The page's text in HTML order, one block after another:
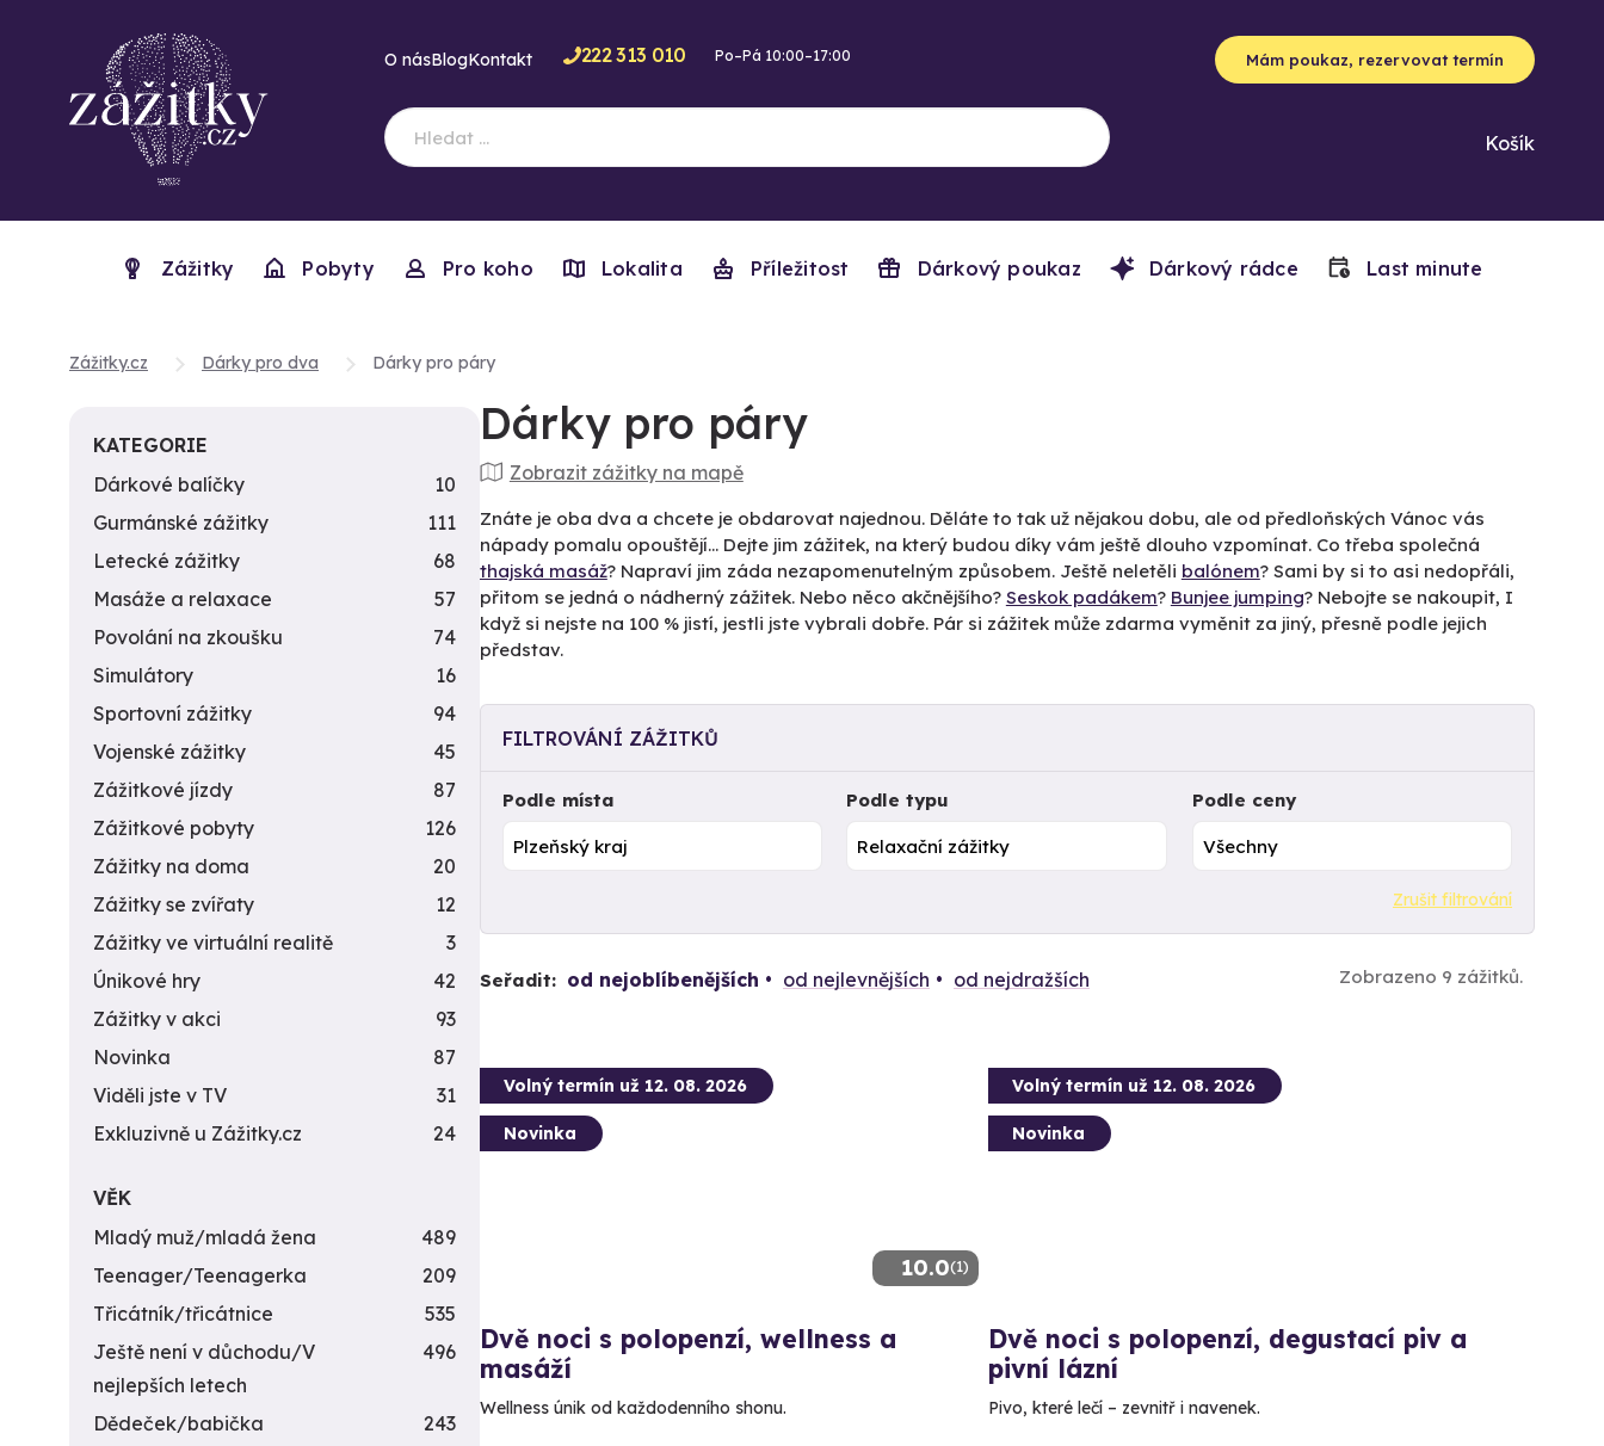
O násBlogKontakt 222 313 010 Po–Pá 10:00–17:00 Mám poukaz, rezervovat termín
Košík
Zážitky Pobyty Pro koho Lokalita Příležitost Dárkový poukaz Dárkový rádce Last minute
Zážitky.cz Dárky pro dva Dárky pro páry
Dárky pro páry
Zobrazit zážitky na mapě
Znáte je oba dva a chcete je obdarovat najednou. Děláte to tak už nějakou dobu, ale od předloňských Vánoc vás
nápady pomalu opouštějí... Dejte jim zážitek, na který budou díky vám ještě dlouho vzpomínat. Co třeba společná
thajská masáž? Napraví jim záda nezapomenutelným způsobem. Ještě neletěli balónem? Sami by si to asi nedopřáli,
přitom se jedná o nádherný zážitek. Nebo něco akčnějšího? Seskok padákem? Bunjee jumping? Nebojte se nakoupit, I
když si nejste na 100 % jistí, jestli jste vybrali dobře. Pár si zážitek může zdarma vyměnit za jiný, přesně podle jejich
představ.
FILTROVÁNÍ ZÁŽITKŮ
Podle místa Podle typu Podle ceny
Zrušit filtrování
Seřadit: od nejoblíbenějších od nejlevnějších od nejdražších Zobrazeno 9 zážitků.
10.0(1)
Volný termín už 12. 08. 2026
Novinka
Dvě noci s polopenzí, wellness a
masáží
Wellness únik od každodenního shonu.
Volný termín už 12. 08. 2026
Novinka
Dvě noci s polopenzí, degustací piv a
pivní lázní
Pivo, které lečí – zevnitř i navenek.
KATEGORIE
Dárkové balíčky
10
Gurmánské zážitky
111
Letecké zážitky
68
Masáže a relaxace
57
Povolání na zkoušku
74
Simulátory
16
Sportovní zážitky
94
Vojenské zážitky
45
Zážitkové jízdy
87
Zážitkové pobyty
126
Zážitky na doma
20
Zážitky se zvířaty
12
Zážitky ve virtuální realitě
3
Únikové hry
42
Zážitky v akci
93
Novinka
87
Viděli jste v TV
31
Exkluzivně u Zážitky.cz
24
VĚK
Mladý muž/mladá žena
489
Teenager/Teenagerka
209
Třicátník/třicátnice
535
Ještě není v důchodu/V
nejlepších letech
496
Dědeček/babička
243